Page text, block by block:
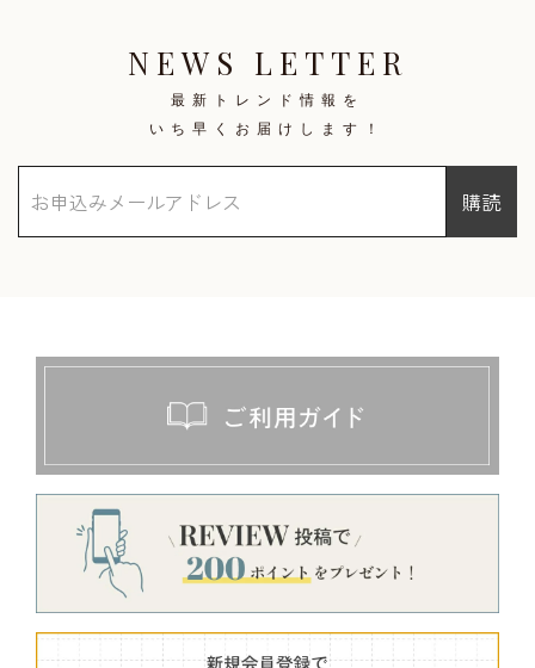
NEWS LETTER
最新トレンド情報を
いち早くお届けします！